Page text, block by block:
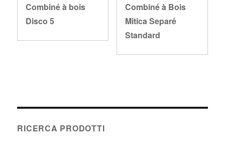
Combiné à bois
Disco 5
Combiné à Bois
Mitica Separé
Standard
RICERCA PRODOTTI